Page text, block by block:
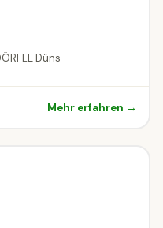
Düns
Mehr erfahren →